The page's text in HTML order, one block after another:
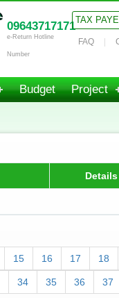
09643717171
e-Return Hotline
Number
TAX
FAQ
Budget Project
Details
15 16 17 18
34 35 36 37